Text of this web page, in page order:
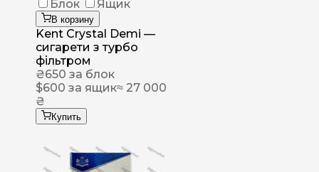
Блок
Ящик
В корзину
Kent Crystal Demi —
сигарети з турбо
фільтром
₴650 за блок
$600 за ящик≈ 27 000
₴
Купить